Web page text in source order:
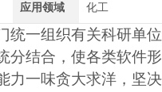
应用领域 化工
统一组织有关科研单
分结合，使各类软件
力一味贪大求洋，坚